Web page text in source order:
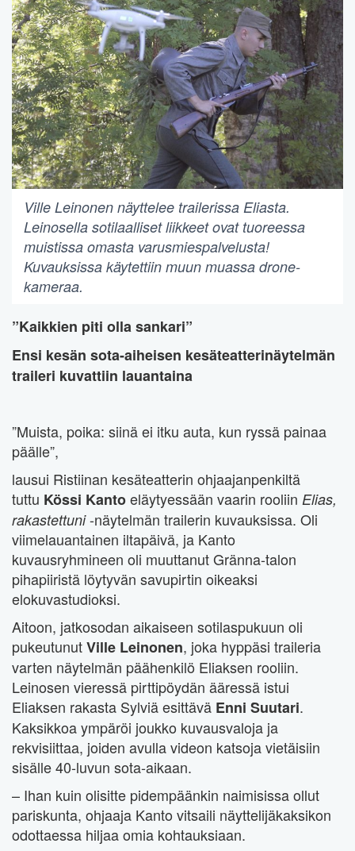
Ville Leinonen näyttelee trailerissa Eliasta.
Leinosella sotilaalliset liikkeet ovat tuoreessa
muistissa omasta varusmiespalvelusta!
Kuvauksissa käytettiin muun muassa drone-
kameraa.
”Kaikkien piti olla sankari”
Ensi kesän sota-aiheisen kesäteatterinäytelmän
traileri kuvattiin lauantaina
”Muista, poika: siinä ei itku auta, kun ryssä painaa
päälle”,
lausui Ristiinan kesäteatterin ohjaajanpenkiltä
tuttu Kössi Kantoeläytyessään vaarin rooliin Elias,
rakastettuni-näytelmän trailerin kuvauksissa. Oli
viimelauantainen iltapäivä, ja Kanto
kuvausryhmineen oli muuttanut Gränna-talon
pihapiiristä löytyvän savupirtin oikeaksi
elokuvastudioksi.
Aitoon, jatkosodan aikaiseen sotilaspukuun oli
pukeutunutVille Leinonen, joka hyppäsi traileria
varten näytelmän päähenkilö Eliaksen rooliin.
Leinosen vieressä pirttipöydän ääressä istui
Eliaksen rakasta Sylviä esittävä Enni Suutari.
Kaksikkoa ympäröi joukko kuvausvaloja ja
rekvisiittaa, joiden avulla videon katsoja vietäisiin
sisälle 40-luvun sota-aikaan.
– Ihan kuin olisitte pidempäänkin naimisissa ollut
pariskunta, ohjaaja Kanto vitsaili näyttelijäkaksikon
odottaessa hiljaa omia kohtauksiaan.